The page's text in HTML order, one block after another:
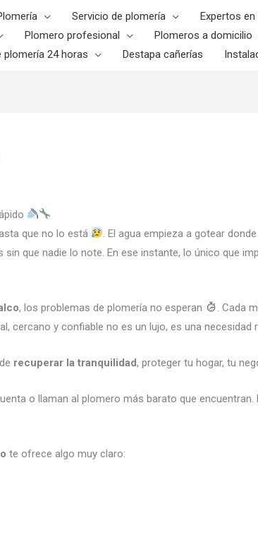
Servicio de plomería Expertos
Plomero profesional Plomeros a domicilio
plomería 24 horas
Destapa cañerías
que no lo está
. El agua empieza a gotear
que nadie lo note. En ese instante, lo único que
, los problemas de plomería no esperan
. Cada
y confiable no es un lujo, es una necesidad
recuperar la tranquilidad, proteger tu hogar, tu
o llaman al plomero más barato que
te ofrece algo muy claro: